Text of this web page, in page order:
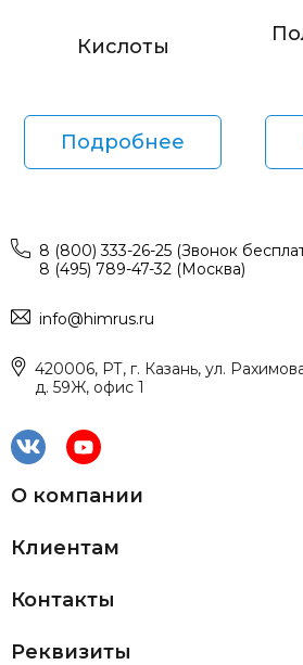
Кислоты
Подробнее
8 (800) 333-26-25 (Звонок
8 (495) 789-47-32 (Москва)
info@himrus.ru
420006, РТ, г. Казань, ул.
д. 59Ж, офис 1
О компании
Клиентам
Контакты
Реквизиты